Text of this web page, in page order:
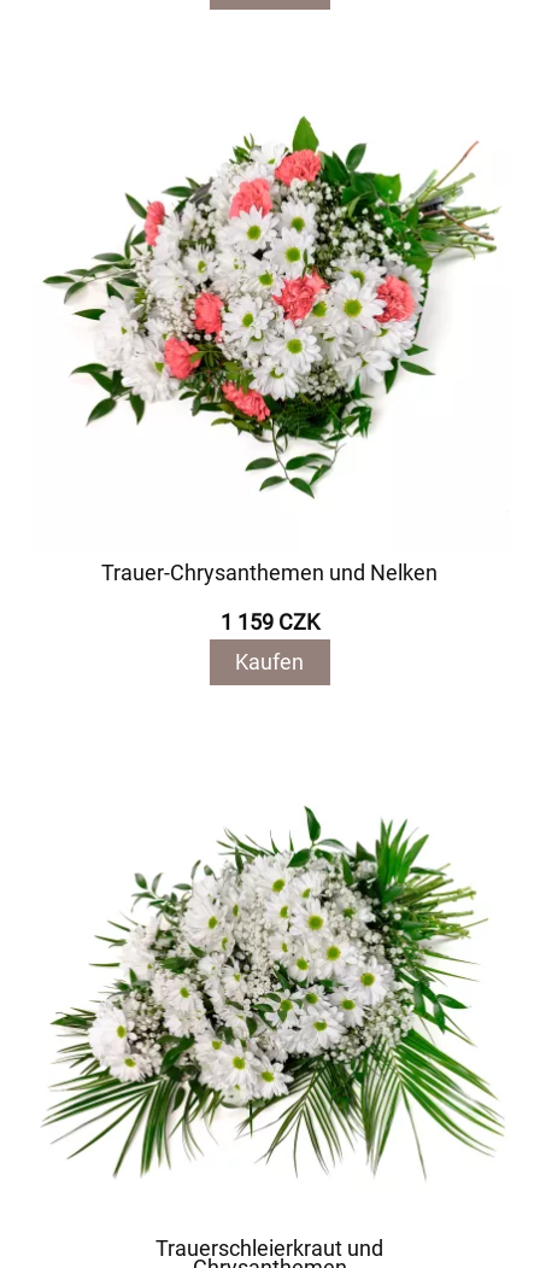
Trauer-Chrysanthemen und Nelken
1 159 CZK
Kaufen
Trauerschleierkraut und